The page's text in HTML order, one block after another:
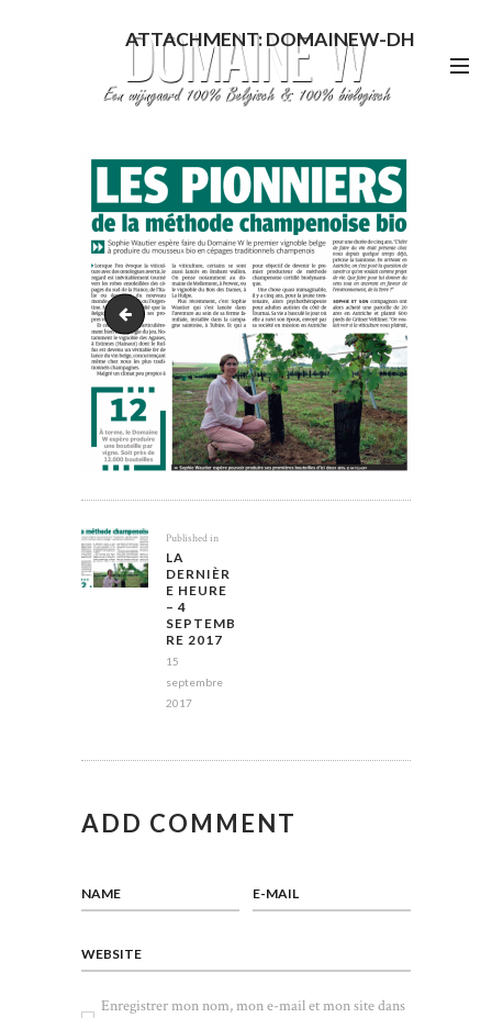
ATTACHMENT: DOMAINEW-DH
DH-4septembre
DE
L’ARTICLE
Published inPrevious
LA
DERNIÈR
E HEURE
– 4
SEPTEMB
RE 2017
15
septembre
2017
ADD COMMENT
NAME E-MAIL
WEBSITE
Enregistrer mon nom, mon e-mail et mon site dans